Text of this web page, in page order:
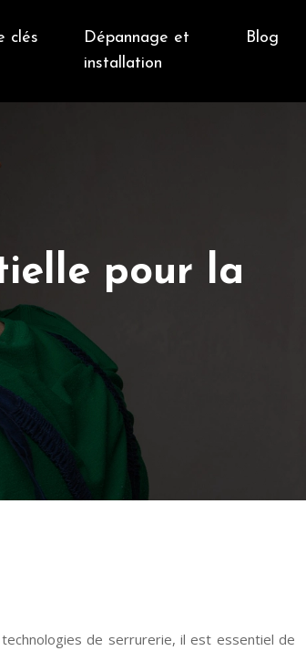
clés
Dépannage et
installation
Blog
pour la
de serrurerie, il est essentiel de